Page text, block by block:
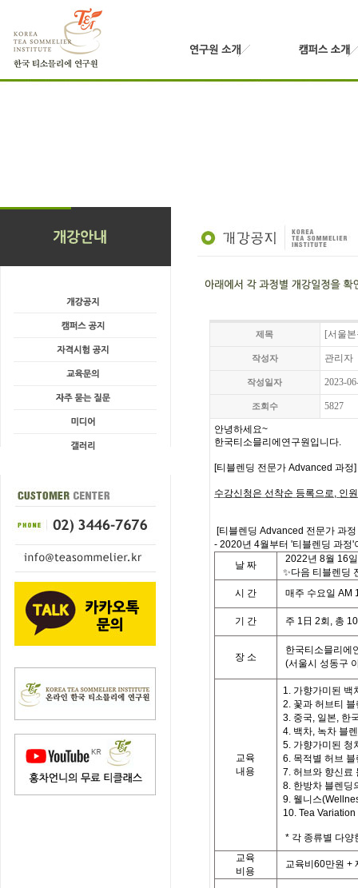
제목 [서울
작성자 관리자
작성일자 2023-
조회수 5827
안녕하세요~
한국티소믈리에연구원입니다.
[티블렌딩 전문가 Advanced 과정
수강신청은 선착순 등록으로, 인
[티블렌딩 Advanced 전문가 과정
- 2020년 4월부터 '티블렌딩 과정'
날 짜
2022년 8월 16
✨다음 티블렌딩
시
간 매주 수요일 AM
기 간 주 1 日 2회 , 총 10
장 소
한국티소믈리에
(서울시 성동구
교육
내용
1. 가향가미된 백
2. 꽃과 허브티
3. 중국, 일본, 한
4. 백차, 녹차 블
5. 가향가미된 청
6. 목적별 허브
7. 허브와 향신료
8. 한방차 블렌딩
9. 웰니스
10. Tea
* 각 종류별 다양
교육
비용
교육비 60만원 +